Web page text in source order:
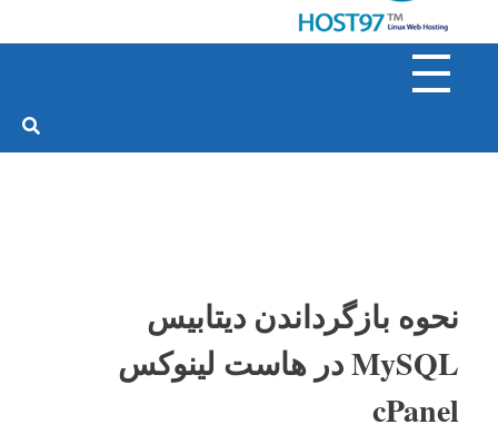
هاست ۹۷ارائه سرویس هاست لینوکس و ثبت دامنه
نحوه بازگرداندن دیتابیس
MySQL در هاست لینوکس
cPanel